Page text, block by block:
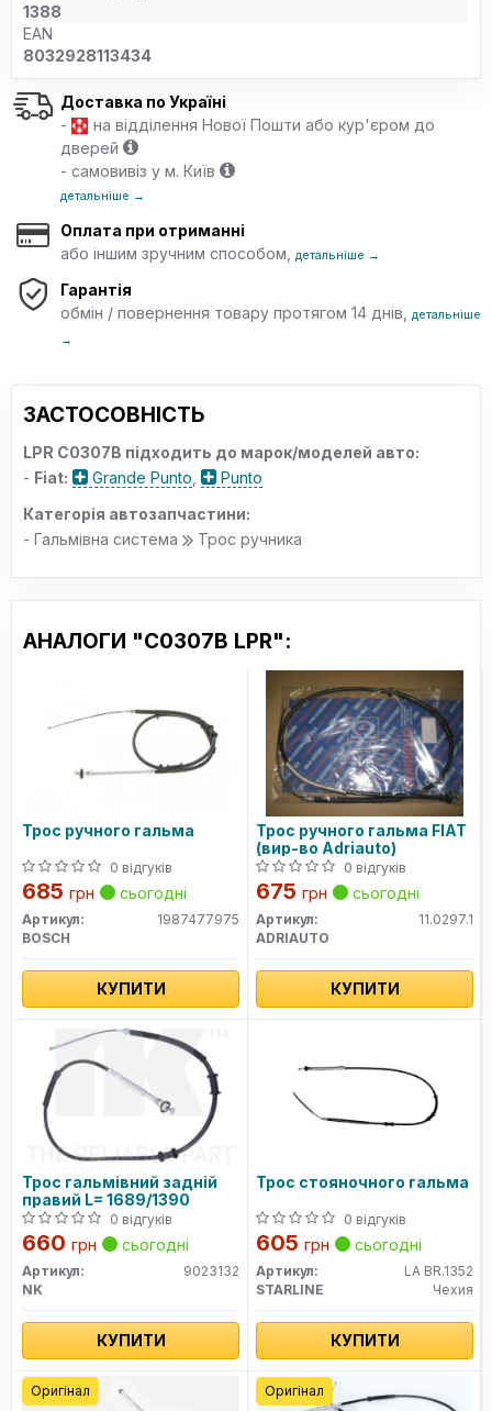
1388
EAN
8032928113434
Доставка по Україні
-
на відділення Нової Пошти або кур'єром до
дверей
- самовивіз у м. Київ
детальніше →
Оплата при отриманні
або іншим зручним способом,
детальніше →
Гарантія
обмін / повернення товару протягом 14 днів,
детальніше
→
ЗАСТОСОВНІСТЬ
LPR C0307B підходить до марок/моделей авто:
- Fiat: Grande Punto
Punto
Категорія автозапчастини:
- Гальмівна система
Трос ручника
АНАЛОГИ "C0307B LPR":
Трос ручного гальма
0 відгуків
685 грн сьогодні
Артикул:
1987477975
BOSCH
КУПИТИ
Трос ручного гальма FIAT
(вир-во Adriauto)
0 відгуків
675 грн сьогодні
Артикул:
11.0297.1
ADRIAUTO
КУПИТИ
Трос гальмівний задній
правий L= 1689/1390
0 відгуків
660 грн сьогодні
Артикул:
9023132
NK
КУПИТИ
Трос стояночного гальма
0 відгуків
605 грн сьогодні
Артикул:
LA BR.1352
STARLINE
Чехия
КУПИТИ
Оригінал Оригінал